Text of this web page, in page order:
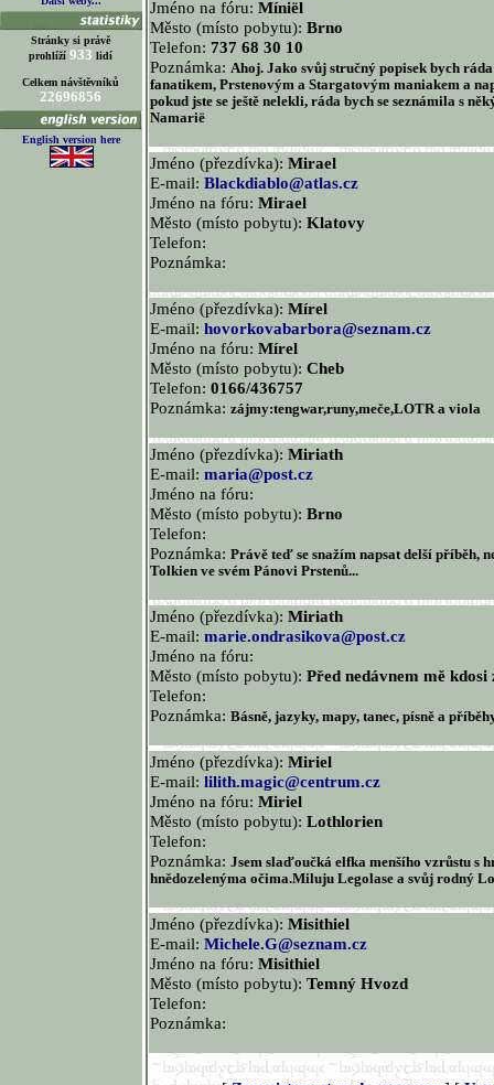
Stránky si právě
prohlíží 933 lidí
Celkem návštěvníků
22696856
English version here
Jméno na fóru: Míniël
Město (místo pobytu): Brno
Telefon: 737 68 30 10
Poznámka: Ahoj. Jako svůj stručný popisek bych
fanatikem, Prstenovým a Stargatovým maniakem a
pokud jste se ještě nelekli, ráda bych se seznámila s
Namarië
Jméno (přezdívka): Mirael
E-mail: Blackdiablo@atlas.cz
Jméno na fóru: Mirael
Město (místo pobytu): Klatovy
Telefon:
Poznámka:
Jméno (přezdívka): Mírel
E-mail: hovorkovabarbora@seznam.cz
Jméno na fóru: Mírel
Město (místo pobytu): Cheb
Telefon: 0166/436757
Poznámka: zájmy:tengwar,runy,meče,LOTR a viola
Jméno (přezdívka): Miriath
E-mail: maria@post.cz
Jméno na fóru:
Město (místo pobytu): Brno
Telefon:
Poznámka: Právě teď se snažím napsat delší příběh,
Tolkien ve svém Pánovi Prstenů...
Jméno (přezdívka): Miriath
E-mail: marie.ondrasikova@post.cz
Jméno na fóru:
Město (místo pobytu): Před nedávnem mě
Telefon:
Poznámka: Básně, jazyky, mapy, tanec, písně a
Jméno (přezdívka): Miriel
E-mail: lilith.magic@centrum.cz
Jméno na fóru: Miriel
Město (místo pobytu): Lothlorien
Telefon:
Poznámka: Jsem slaďoučká elfka menšího vzrůstu s
hnědozelenýma očima.Miluju Legolase a svůj rodný
Jméno (přezdívka): Misithiel
E-mail: Michele.G@seznam.cz
Jméno na fóru: Misithiel
Město (místo pobytu): Temný Hvozd
Telefon:
Poznámka: